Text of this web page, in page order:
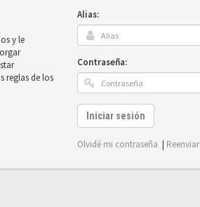
y le
reglas de los
Alias:
Contraseña:
Iniciar sesión
Olvidé mi contraseña |